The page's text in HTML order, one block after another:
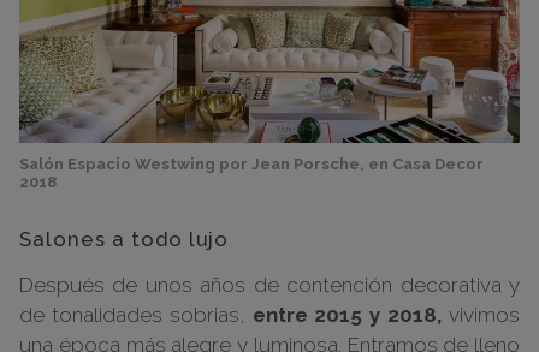
Salón Espacio Westwing por Jean Porsche, en Casa Decor
2018
Salones a todo lujo
Después de unos años de contención decorativa y
de tonalidades sobrias, entre 2015 y 2018, vivimos
una época más alegre y luminosa. Entramos de lleno